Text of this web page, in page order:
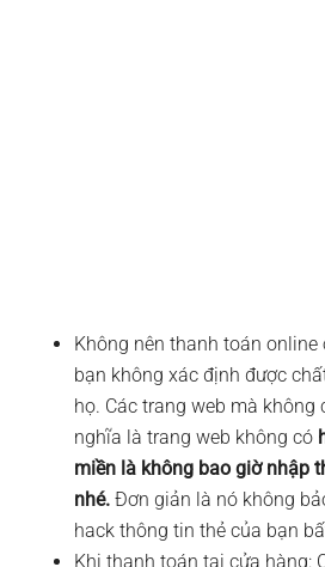
Không nên thanh toán
bạn không xác định được
họ. Các trang web mà không
nghĩa là trang web không có
miền là không bao giờ nhập
nhé.Đơn giản là nó không
hack thông tin thẻ của bạn
Khi thanh toán tại cửa hàng: